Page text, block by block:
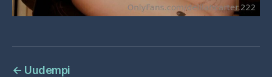
← Uudempi